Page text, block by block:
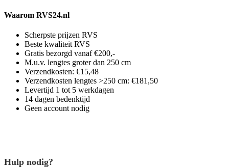
Waarom RVS24.nl
Scherpste prijzen RVS
Beste kwaliteit RVS
Gratis bezorgd vanaf €200,-
M.u.v. lengtes groter dan 250 cm
Verzendkosten: €15,48
Verzendkosten lengtes >250 cm: €181,50
Levertijd 1 tot 5 werkdagen
14 dagen bedenktijd
Geen account nodig
Hulp nodig?